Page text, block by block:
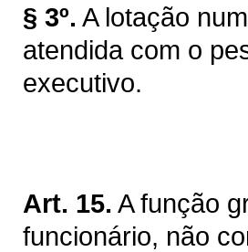
§ 3º. A lotação
atendida com o
executivo.
Art. 15. A função
funcionário, não